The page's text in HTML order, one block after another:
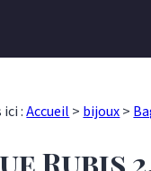
ici :Accueil > bijoux>
Rubis